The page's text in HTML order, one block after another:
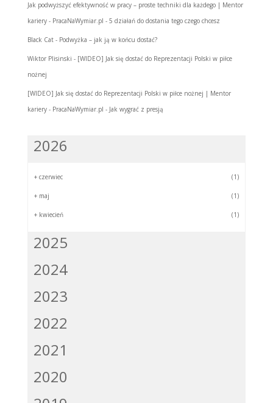
Jak podwyższyć efektywność w pracy – proste techniki dla każdego | Mentor
kariery - PracaNaWymiar.pl - 5 działań do dostania tego czego chcesz
Black Cat- Podwyżka – jak ją w końcu dostać?
Wiktor Plisinski - [WIDEO] Jak się dostać do Reprezentacji Polski w piłce
nożnej
[WIDEO] Jak się dostać do Reprezentacji Polski w piłce nożnej | Mentor
kariery - PracaNaWymiar.pl - Jak wygrać z presją
2026
+ czerwiec (1)
+ maj (1)
+ kwiecień (1)
2025
2024
2023
2022
2021
2020